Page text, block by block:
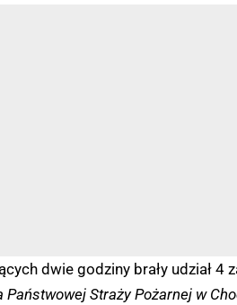
dwie godziny brały udział
Państwowej Straży Pożarnej w